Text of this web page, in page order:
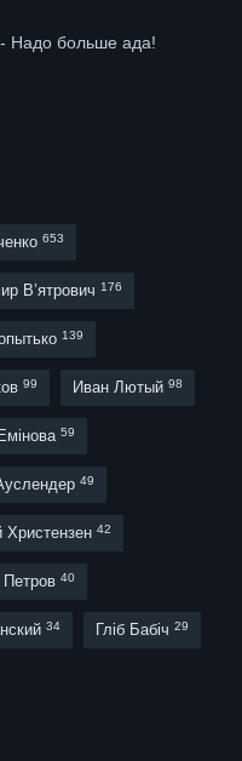
Надо больше ада!
653
В’ятрович 176
139
99 Иван Лютый 98
59
49
Христензен 42
Петров 40
34 Гліб Бабіч 29